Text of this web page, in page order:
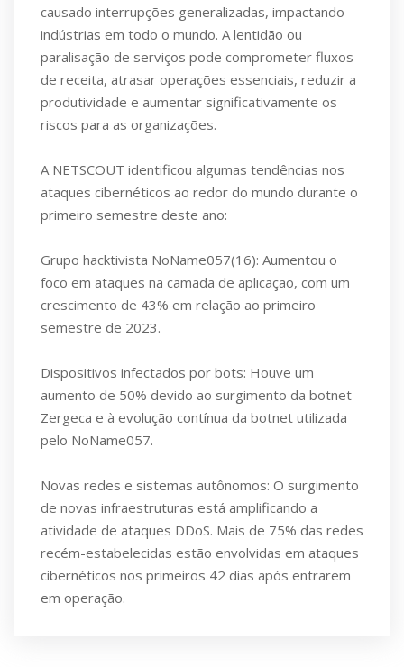
causado interrupções generalizadas, impactando
indústrias em todo o mundo. A lentidão ou
paralisação de serviços pode comprometer fluxos
de receita, atrasar operações essenciais, reduzir a
produtividade e aumentar significativamente os
riscos para as organizações.
A NETSCOUT identificou algumas tendências nos
ataques cibernéticos ao redor do mundo durante o
primeiro semestre deste ano:
Grupo hacktivista NoName057(16): Aumentou o
foco em ataques na camada de aplicação, com um
crescimento de 43% em relação ao primeiro
semestre de 2023.
Dispositivos infectados por bots: Houve um
aumento de 50% devido ao surgimento da botnet
Zergeca e à evolução contínua da botnet utilizada
pelo NoName057.
Novas redes e sistemas autônomos: O surgimento
de novas infraestruturas está amplificando a
atividade de ataques DDoS. Mais de 75% das redes
recém-estabelecidas estão envolvidas em ataques
cibernéticos nos primeiros 42 dias após entrarem
em operação.